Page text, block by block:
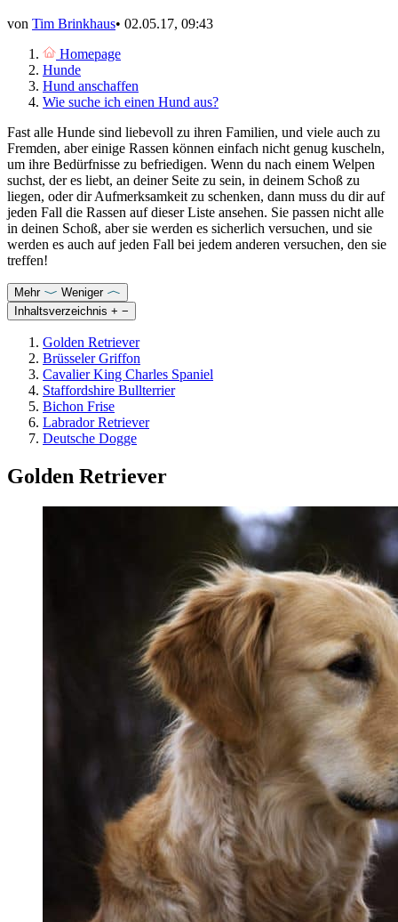
von Tim Brinkhaus• 02.05.17, 09:43
Homepage
Hunde
Hund anschaffen
Wie suche ich einen Hund aus?
Fast alle Hunde sind liebevoll zu ihren Familien, und viele auch zu
Fremden, aber einige Rassen können einfach nicht genug kuscheln,
um ihre Bedürfnisse zu befriedigen. Wenn du nach einem Welpen
suchst, der es liebt, an deiner Seite zu sein, in deinem Schoß zu
liegen, oder dir Aufmerksamkeit zu schenken, dann muss du dir auf
jeden Fall die Rassen auf dieser Liste ansehen. Sie passen nicht alle
in deinen Schoß, aber sie werden es sicherlich versuchen, und sie
werden es auch auf jeden Fall bei jedem anderen versuchen, den sie
treffen!
Mehr
Weniger
Inhaltsverzeichnis + −
Golden Retriever
Brüsseler Griffon
Cavalier King Charles Spaniel
Staffordshire Bullterrier
Bichon Frise
Labrador Retriever
Deutsche Dogge
Golden Retriever